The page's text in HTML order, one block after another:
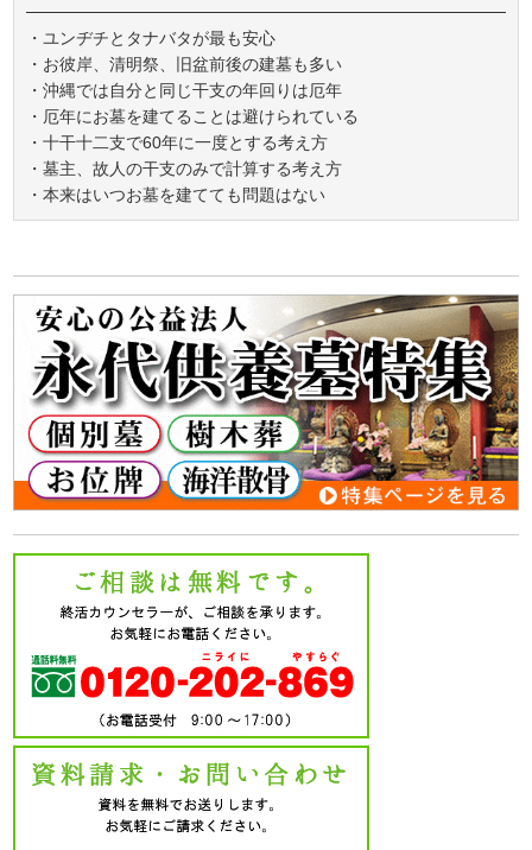
・ユンヂチとタナバタが最も安心
・お彼岸、清明祭、旧盆前後の建墓も多い
・沖縄では自分と同じ干支の年回りは厄年
・厄年にお墓を建てることは避けられている
・十干十二支で60年に一度とする考え方
・墓主、故人の干支のみで計算する考え方
・本来はいつお墓を建てても問題はない